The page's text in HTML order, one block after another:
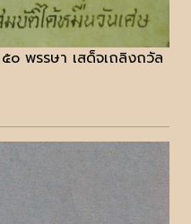
๐ พรรษา เสด็จเถลิงถวัล